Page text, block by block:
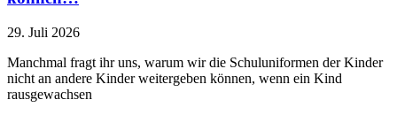
29. Juli 2026
Manchmal fragt ihr uns, warum wir die Schuluniformen der Kinder
nicht an andere Kinder weitergeben können, wenn ein Kind
rausgewachsen